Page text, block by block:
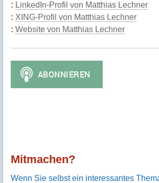
LinkedIn-Profil von Matthias Lechner
XING-Profil von Matthias Lechner
Website von Matthias Lechner
Mitmachen?
Wenn Sie selbst ein interessantes